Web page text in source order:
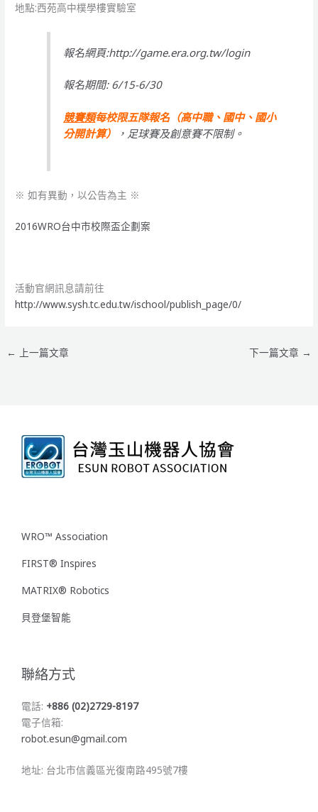
地點:西苑高中樸學樓實驗室
報名網頁:http://game.era.org.tw/login
報名期間: 6/15-6/30
競賽類每校限五隊報名（高中職、國中、國小
分開計算）
，足球賽及創意賽不限制。
※ 如有異動，以公告為主 ※
2016WRO台中市校際盃企劃案
活動官網訊息請前往
http://www.sysh.tc.edu.tw/ischool/publish_page/0/
← 上一篇文章 下一篇文章 →
WRO™ Association
FIRST® Inspires
MATRIX® Robotics
貝登堡智能
聯絡方式
電話: +886 (02)2729-8197
電子信箱:
robot.esun@gmail.com
地址: 台北市信義區光復南路495號7樓